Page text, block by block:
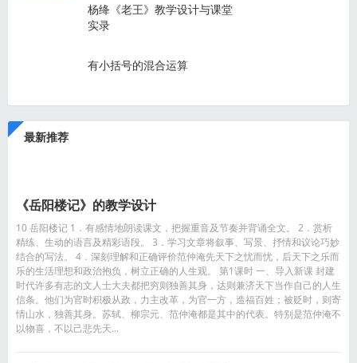
杨绛《老王》教学设计与课堂
实录
有小括号的混合运算
最新推荐
《岳阳楼记》的教学设计
10 岳阳楼记 1．有感情地朗读课文，把握重音及节奏并背诵全文。 2．赏析
精练、生动的语言及精彩语段。 3．学习文章将叙事、写景、抒情和议论巧妙
结合的写法。 4．深刻理解和正确评价范仲淹先天下之忧而忧，后天下之乐而
乐的生活理想和政治抱负，树立正确的人生观。 第1课时 一、导入新课 封建
时代许多有志的文人士大夫都把穷则独善其身，达则兼济天下当作自己的人生
信条。他们为官时积极从政，力主改革，为官一方，造福百姓；被贬时，则寄
情山水，独善其身。苏轼、柳宗元、范仲淹都是其中的代表。特别是范仲淹不
以物喜，不以己悲先天...